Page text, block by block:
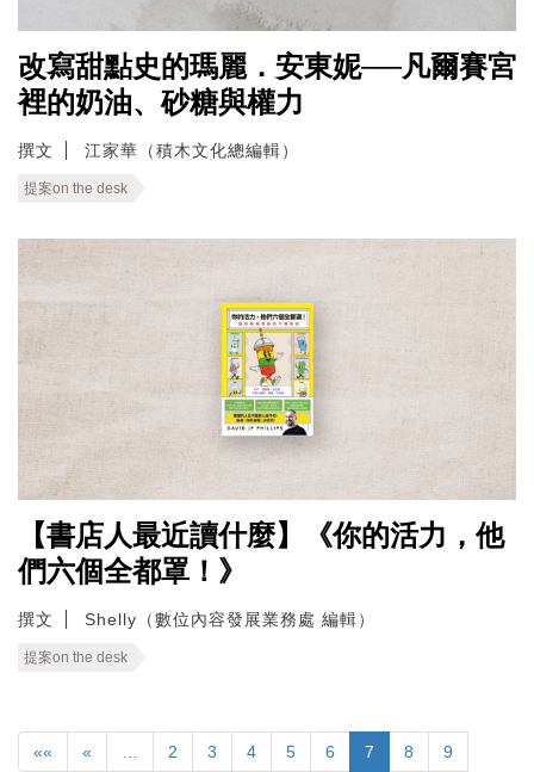
改寫甜點史的瑪麗．安東妮──凡爾賽宮
裡的奶油、砂糖與權力
撰文 江家華（積木文化總編輯）
提案on the desk
【書店人最近讀什麼】《你的活力，他
們六個全都罩！》
撰文 Shelly（數位內容發展業務處 編輯）
提案on the desk
«« « 2 3 4 5 6 7 8 9